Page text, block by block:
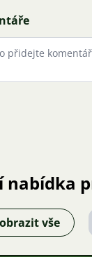
nabídka
vše